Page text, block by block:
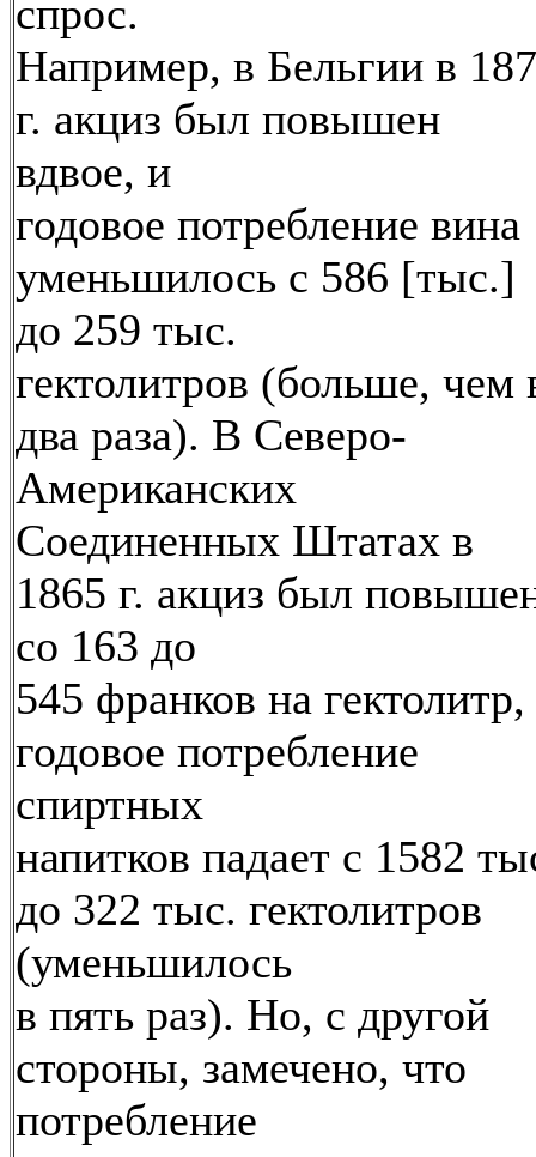
спрос.
Например, в Бельгии в
г. акциз был повышен
вдвое, и
годовое потребление вина
уменьшилось с 586 [тыс.]
до 259 тыс.
гектолитров (больше, чем
два раза). В Северо-
Американских
Соединенных Штатах в
1865 г. акциз был
со 163 до
545 франков на
годовое потребление
спиртных
напитков падает с 1582
до 322 тыс. гектолитров
(уменьшилось
в пять раз). Но, с другой
стороны, замечено, что
потребление